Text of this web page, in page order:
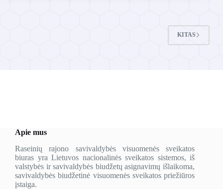
KITAS
Apie mus
Raseinių rajono savivaldybės visuomenės sveikatos
biuras yra Lietuvos nacionalinės sveikatos sistemos, iš
valstybės ir savivaldybės biudžetų asignavimų išlaikoma,
savivaldybės biudžetinė visuomenės sveikatos priežiūros
įstaiga.